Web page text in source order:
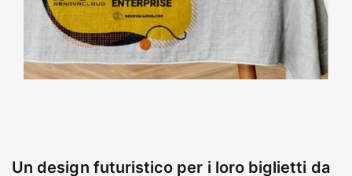
Un design futuristico per i loro biglietti da